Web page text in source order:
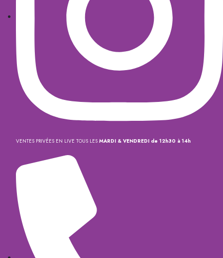
VENTES PRIVÉES EN LIVE TOUS LES MARDI & VENDREDI de 12h30 à 14h